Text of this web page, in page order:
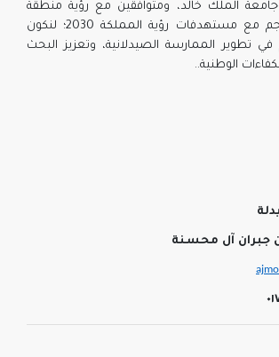
الملك خالد، ومتوافقين مع رؤية منطقة
عسير، وبما ينسجم مع مستهدفات رؤية المملكة 2030؛ لنكون
تطوير الممارسة الصيدلانية، وتعزيز البحث
الوطنية..
جبران آل محسنة